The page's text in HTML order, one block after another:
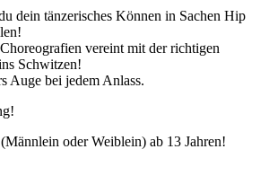
dein tänzerisches Können in Sachen Hip
vereint mit der richtigen
Schwitzen!
Auge bei jedem Anlass.
oder Weiblein) ab 13 Jahren!